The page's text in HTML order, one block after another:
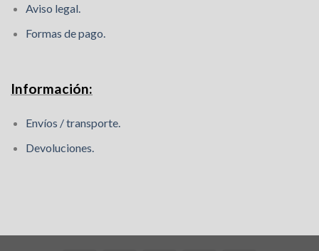
Aviso legal.
Formas de pago.
Información:
Envíos / transporte.
Devoluciones.